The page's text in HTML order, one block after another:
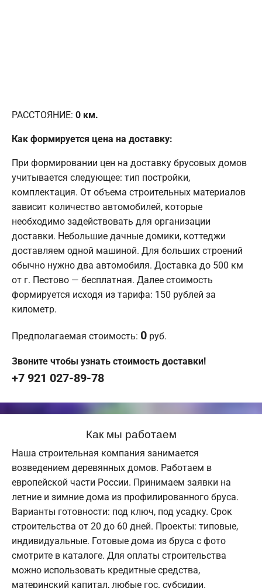
РАССТОЯНИЕ: 0 км.
Как формируется цена на доставку:
При формировании цен на доставку брусовых домов
учитывается следующее: тип постройки,
комплектация. От объема строительных материалов
зависит количество автомобилей, которые
необходимо задействовать для организации
доставки. Небольшие дачные домики, коттеджи
доставляем одной машиной. Для больших строений
обычно нужно два автомобиля. Доставка до 500 км
от г. Пестово — бесплатная. Далее стоимость
формируется исходя из тарифа: 150 рублей за
километр.
Предполагаемая стоимость: 0 руб.
Звоните чтобы узнать стоимость доставки!
+7 921 027-89-78
Как мы работаем
Наша строительная компания занимается
возведением деревянных домов. Работаем в
европейской части России. Принимаем заявки на
летние и зимние дома из профилированного бруса.
Варианты готовности: под ключ, под усадку. Срок
строительства от 20 до 60 дней. Проекты: типовые,
индивидуальные. Готовые дома из бруса с фото
смотрите в каталоге. Для оплаты строительства
можно использовать кредитные средства,
материнский капитал, любые гос. субсидии.